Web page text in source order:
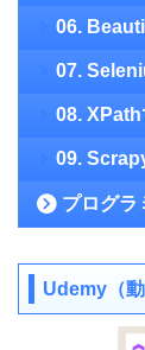
06.
07.
08.
09.
プログラ
Udemy（